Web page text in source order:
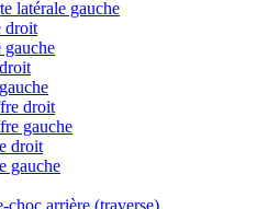
latérale gauche
droit
gauche
droit
gauche
droit
gauche
choc arrière (traverse)